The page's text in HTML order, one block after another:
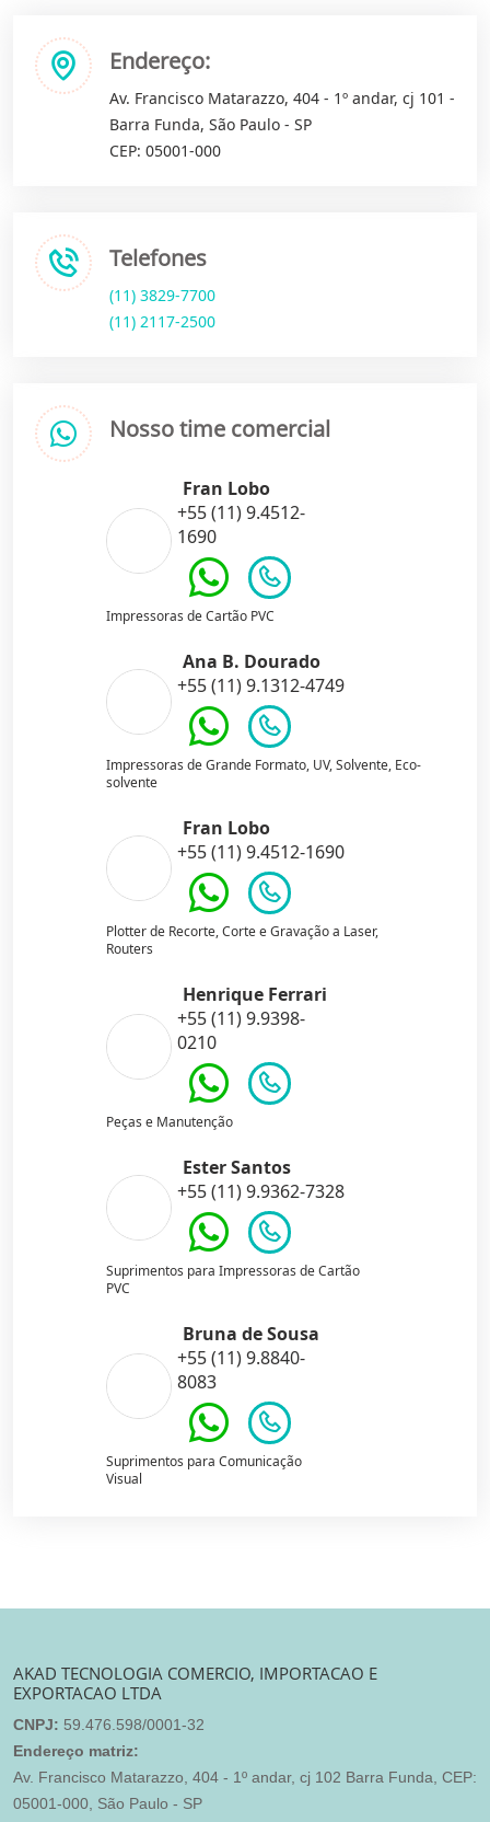
Endereço:
Av. Francisco Matarazzo, 404 - 1º andar, cj 101 -
Barra Funda, São Paulo - SP
CEP: 05001-000
Telefones
(11) 3829-7700
(11) 2117-2500
Nosso time comercial
Fran Lobo
+55 (11) 9.4512-
1690
Impressoras de Cartão PVC
Ana B. Dourado
+55 (11) 9.1312-4749
Impressoras de Grande Formato, UV, Solvente, Eco-
solvente
Fran Lobo
+55 (11) 9.4512-1690
Plotter de Recorte, Corte e Gravação a Laser,
Routers
Henrique Ferrari
+55 (11) 9.9398-
0210
Peças e Manutenção
Ester Santos
+55 (11) 9.9362-7328
Suprimentos para Impressoras de Cartão
PVC
Bruna de Sousa
+55 (11) 9.8840-
8083
Suprimentos para Comunicação
Visual
AKAD TECNOLOGIA COMERCIO, IMPORTACAO E
EXPORTACAO LTDA
CNPJ: 59.476.598/0001-32
Endereço matriz:
Av. Francisco Matarazzo, 404 - 1º andar, cj 102 Barra Funda, CEP:
05001-000, São Paulo - SP